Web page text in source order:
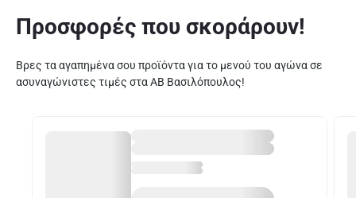
Προσφορές που σκοράρουν!
Βρες τα αγαπημένα σου προϊόντα για το μενού του αγώνα σε
ασυναγώνιστες τιμές στα ΑΒ Βασιλόπουλος!